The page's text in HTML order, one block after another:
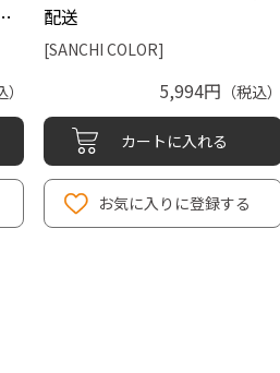
配送
[SANCHI COLOR]
5,994円 （税込）
カートに入れる
お気に入りに登録する